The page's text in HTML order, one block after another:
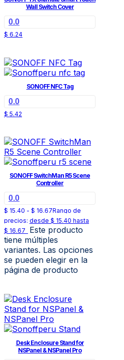
Wall Switch Cover
0.0
$ 6.24
SONOFF NFC Tag
0.0
$ 5.42
SONOFF SwitchMan R5 Scene
Controller
0.0
$ 15.40 - $ 16.67Rango de
precios: desde $ 15.40 hasta
$ 16.67
Este producto
tiene múltiples
variantes. Las opciones
se pueden elegir en la
página de producto
Desk Enclosure Stand for
NSPanel & NSPanel Pro